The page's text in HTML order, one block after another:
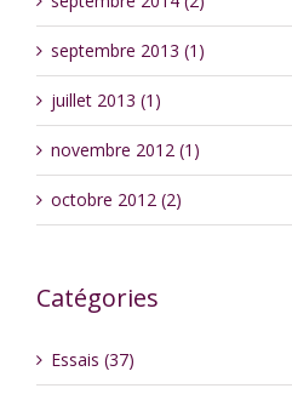
septembre 2013 (1)
juillet 2013 (1)
novembre 2012 (1)
octobre 2012 (2)
Catégories
Essais (37)